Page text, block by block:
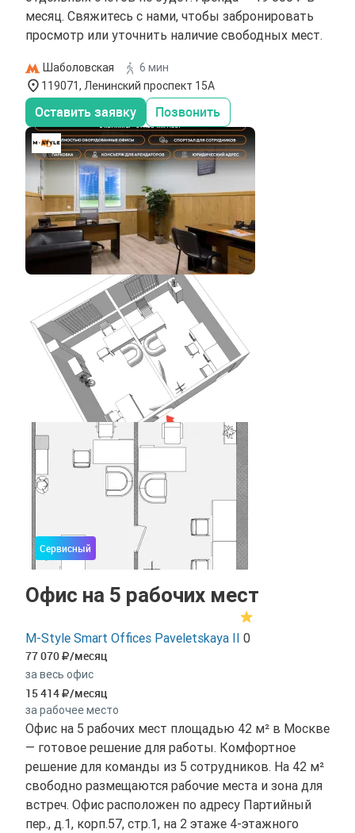
месяц. Свяжитесь с нами, чтобы забронировать
просмотр или уточнить наличие свободных мест.
Шаболовская
6 мин
119071, Ленинский проспект 15А
Оставить заявку Позвонить
Сервисный
Офис на 5 рабочих мест
M-Style Smart Offices Paveletskaya II 0
77 070 /месяц
за весь офис
15 414 /месяц
за рабочее место
Офис на 5 рабочих мест площадью 42 м² в Москве
— готовое решение для работы. Комфортное
решение для команды из 5 сотрудников. На 42 м²
свободно размещаются рабочие места и зона для
встреч. Офис расположен по адресу Партийный
пер., д.1, корп.57, стр.1, на 2 этаже 4-этажного